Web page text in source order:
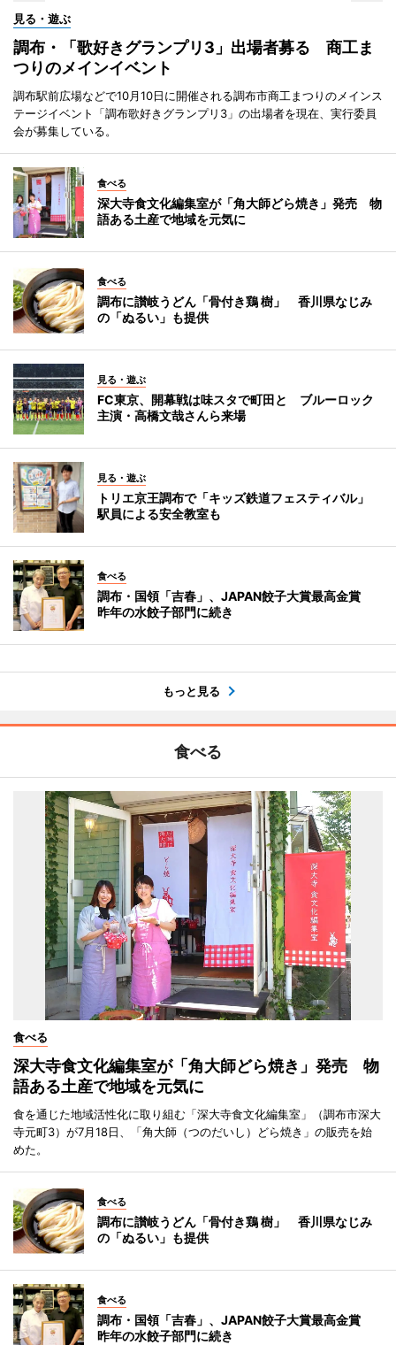
見る・遊ぶ
調布・「歌好きグランプリ3」出場者募る 商工ま
つりのメインイベント
調布駅前広場などで10月10日に開催される調布市商工まつりのメインス
テージイベント「調布歌好きグランプリ3」の出場者を現在、実行委員
会が募集している。
食べる
深大寺食文化編集室が「角大師どら焼き」発売 物
語ある土産で地域を元気に
食べる
調布に讃岐うどん「骨付き鶏 樹」 香川県なじみ
の「ぬるい」も提供
見る・遊ぶ
FC東京、開幕戦は味スタで町田と ブルーロック
主演・高橋文哉さんら来場
見る・遊ぶ
トリエ京王調布で「キッズ鉄道フェスティバル」
駅員による安全教室も
食べる
調布・国領「吉春」、JAPAN餃子大賞最高金賞
昨年の水餃子部門に続き
もっと見る
食べる
食べる
深大寺食文化編集室が「角大師どら焼き」発売 物
語ある土産で地域を元気に
食を通じた地域活性化に取り組む「深大寺食文化編集室」（調布市深大
寺元町3）が7月18日、「角大師（つのだいし）どら焼き」の販売を始
めた。
食べる
調布に讃岐うどん「骨付き鶏 樹」 香川県なじみ
の「ぬるい」も提供
食べる
調布・国領「吉春」、JAPAN餃子大賞最高金賞
昨年の水餃子部門に続き